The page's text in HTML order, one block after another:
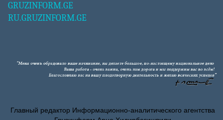
GRUZINFORM.GE
RU.GRUZINFORM.GE
Главный редактор Информационно-аналитического агентства